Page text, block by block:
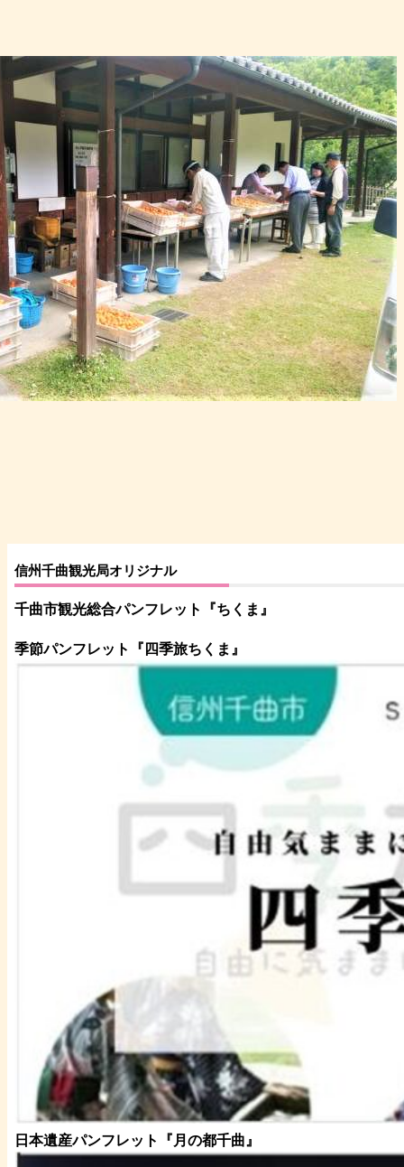
信州千曲観光局オリジナル
千曲市観光総合パンフレット 『ちくま 』
季節パンフレット『四季旅ちくま』
日本遺産パンフレット 『月の都千曲 』